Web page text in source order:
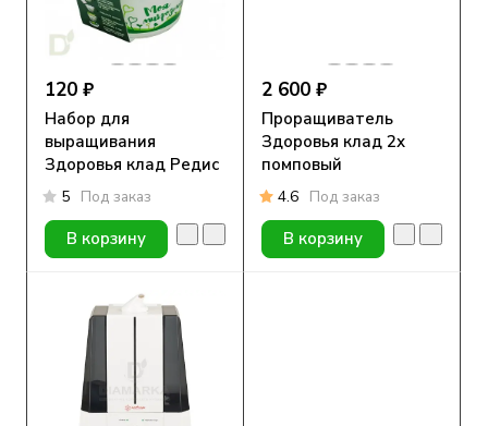
120 ₽
Набор для
выращивания
Здоровья клад Редис
5 Под заказ
В корзину
2 600 ₽
Проращиватель
Здоровья клад 2х
помповый
4.6 Под заказ
В корзину